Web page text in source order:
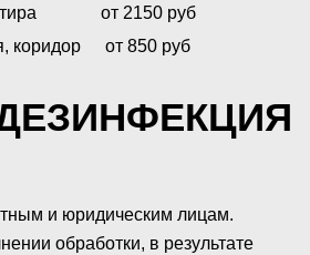
от 2150 руб
коридор
от 850 руб
и юридическим лицам.
обработки, в результате